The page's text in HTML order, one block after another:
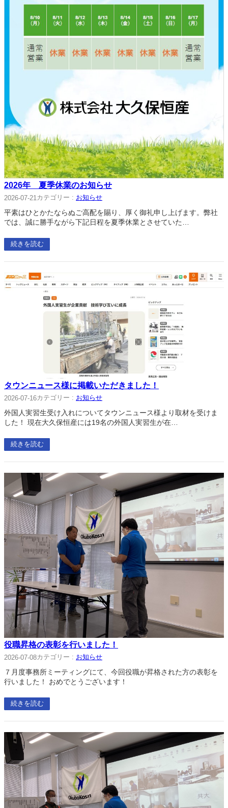
2026年 夏季休業のお知らせ
2026-07-21 カテゴリー : お知らせ
平素はひとかたならぬご高配を賜り、厚く御礼申し上げます。弊社
では、誠に勝手ながら下記日程を夏季休業とさせていた…
続きを読む
タウンニュース様に掲載いただきました！
2026-07-16カテゴリー : お知らせ
外国人実習生受け入れについてタウンニュース様より取材を受けま
した！ 現在大久保恒産には19名の外国人実習生が在…
続きを読む
役職昇格の表彰を行いました！
2026-07-08カテゴリー : お知らせ
７月度事務所ミーティングにて、今回役職が昇格された方の表彰を
行いました！ おめでとうございます！
続きを読む